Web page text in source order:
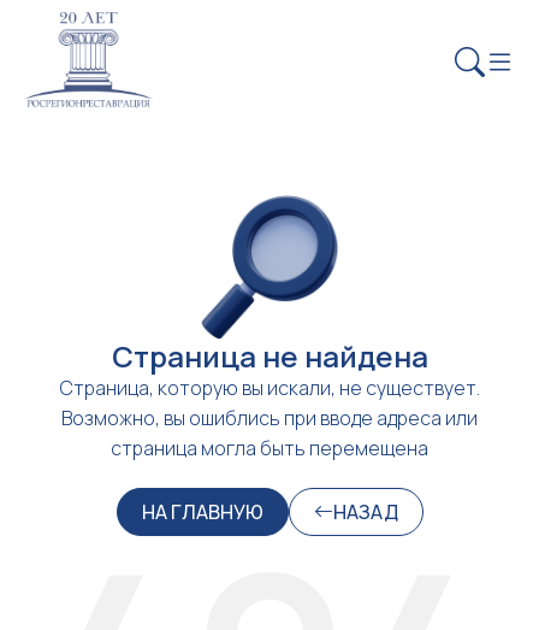
Страница не найдена
Страница, которую вы искали, не существует.
Возможно, вы ошиблись при вводе адреса или
страница могла быть перемещена
НА ГЛАВНУЮ НАЗАД